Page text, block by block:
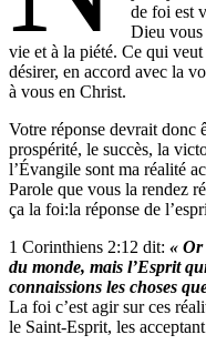
de foi est
Dieu vous
vie et à la piété. Ce qui
désirer, en accord avec la
à vous en Christ.
Votre réponse devrait donc
prospérité, le succès, la
l’Évangile sont ma réalité
Parole que vous la rendez
ça la foi:la réponse de
1 Corinthiens 2:12 dit: « Or
du monde, mais l’Esprit
connaissions les choses
La foi c’est agir sur ces
le Saint-Esprit, les